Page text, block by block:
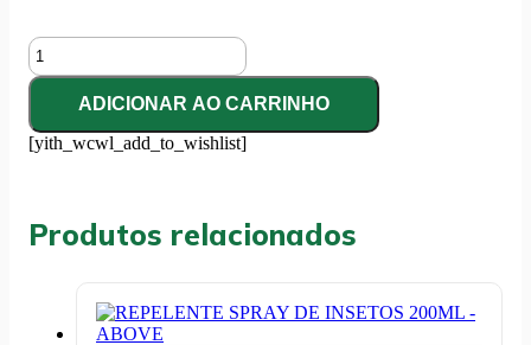
MULTI-
INSETICIDA
350ML
PRO
INSET
ADICIONAR AO CARRINHO
[yith_wcwl_add_to_wishlist]
Produtos relacionados